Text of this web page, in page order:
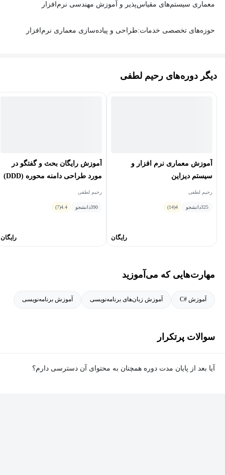
معماری سیستم‌های مقیاس‌پذیر و آموزش مهندسی نرم‌افزار
حوزه‌های تخصصی خدمات:طراحی و پیاده‌سازی معماری نرم‌افزار
ارائه راهکارهای فنی برای چالش‌های پیچیده نرم‌افزاری
-منتورینگ و برنامه‌ریزی رشد توسعه‌دهندگان
دیگر دوره‌های رحیم لطفی
آموزش معماری نرم افزار و
سیستم دیزاین
رحیم لطفی
325دانشجو 4
(14)
رایگان
آموزش رایگان بحث و گفتگو در
مورد طراحی دامنه محوره (DDD)
رحیم لطفی
390دانشجو 4.4
(7)
رایگان
مهارت‌هایی که می‌آموزید
آموزش #C آموزش زبان‌های برنامه‌نویسی آموزش برنامه‌نویسی
سوالات پرتکرار
آیا بعد از پایان مدت دوره همچنان به محتوای آن دسترسی دارم؟